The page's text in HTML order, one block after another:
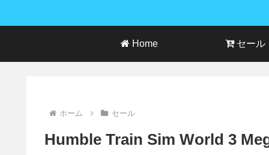
Home セール
ホーム セール
Humble Train Sim World 3